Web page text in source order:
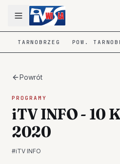
TARNOBRZEG POW.
Powrót
PROGRAMY
iTV INFO - 10
2020
#iTV INFO